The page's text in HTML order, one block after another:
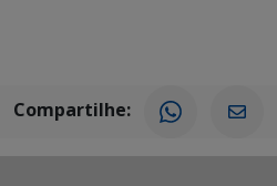
Compartilhe: